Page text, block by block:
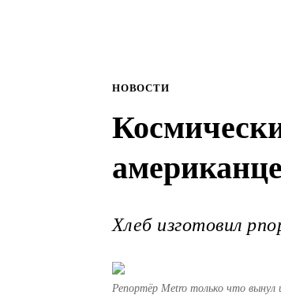
НОВОСТИ
Хлеб изготовил
Репортёр Metro только что вынул